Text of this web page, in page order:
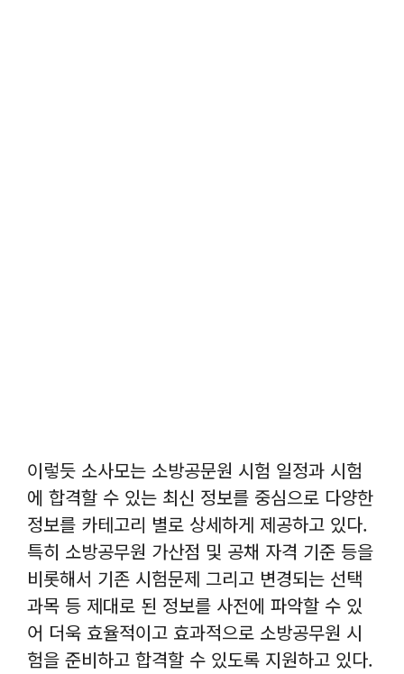
이렇듯 소사모는 소방공문원 시험 일정과 시험
에 합격할 수 있는 최신 정보를 중심으로 다양한
정보를 카테고리 별로 상세하게 제공하고 있다.
특히 소방공무원 가산점 및 공채 자격 기준 등을
비롯해서 기존 시험문제 그리고 변경되는 선택
과목 등 제대로 된 정보를 사전에 파악할 수 있
어 더욱 효율적이고 효과적으로 소방공무원 시
험을 준비하고 합격할 수 있도록 지원하고 있다.